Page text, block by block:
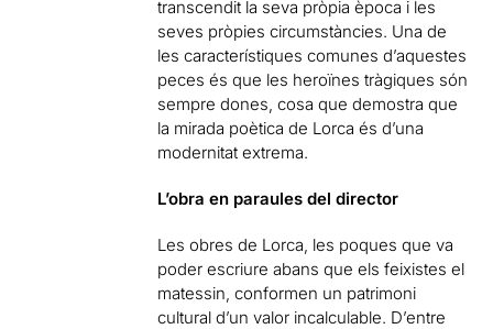
transcendit la seva pròpia època i les
seves pròpies circumstàncies. Una de
les característiques comunes d’aquestes
peces és que les heroïnes tràgiques són
sempre dones, cosa que demostra que
la mirada poètica de Lorca és d’una
modernitat extrema.
L’obra en paraules del director
Les obres de Lorca, les poques que va
poder escriure abans que els feixistes el
matessin, conformen un patrimoni
cultural d’un valor incalculable. D’entre